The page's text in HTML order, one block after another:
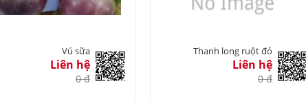
Vú sữa
Liên hệ
0 đ
Thanh long ruột đỏ
Liên hệ
0 đ